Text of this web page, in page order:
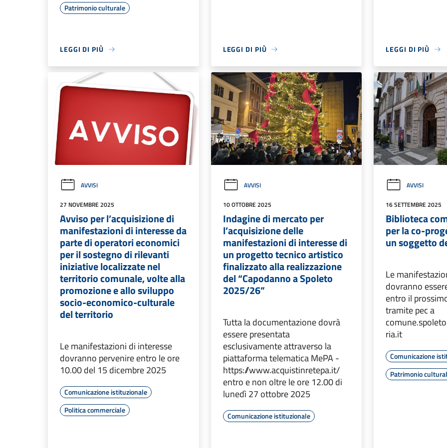
Patrimonio culturale
LEGGI DI PIÙ LEGGI DI PIÙ LEGGI DI PIÙ
AVVISI
27 NOVEMBRE 2025
Avviso per l’acquisizione di
manifestazioni di interesse da
parte di operatori economici
per il sostegno di rilevanti
iniziative localizzate nel
territorio comunale, volte alla
promozione e allo sviluppo
socio-economico-culturale
del territorio
Le manifestazioni di interesse
dovranno pervenire entro le ore
10.00 del 15 dicembre 2025
Comunicazione istituzionale
Politica commerciale
AVVISI
10 OTTOBRE 2025
Indagine di mercato per
l’acquisizione delle
manifestazioni di interesse di
un progetto tecnico artistico
finalizzato alla realizzazione
del “Capodanno a Spoleto
2025/26”
Tutta la documentazione dovrà
essere presentata
esclusivamente attraverso la
piattaforma telematica MePA -
https://www.acquistinretepa.it/
entro e non oltre le ore 12.00 di
lunedì 27 ottobre 2025
Comunicazione istituzionale
AVVISI
16 SETTEMBRE 2025
Biblioteca
per la co-
un soggetto
Le
dovranno
entro il
tramite pec a
ria.it
Comunicazione
Patrimonio